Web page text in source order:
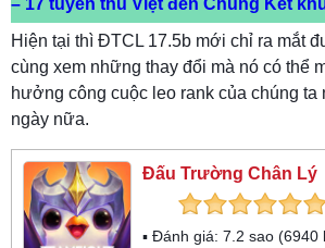
Hiện tại thì ĐTCL 17.5b mới chỉ ra mắt
cùng xem những thay đổi mà nó có thể
hưởng công cuộc leo rank của chúng ta
ngày nữa.
Đấu Trường Chân Lý
▪ Đánh giá: 7.2 sao (6940